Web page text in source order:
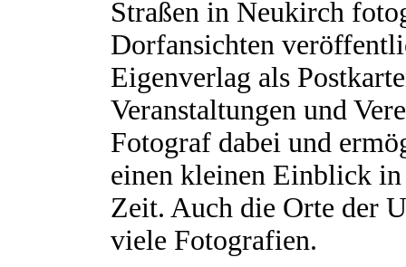
Straßen in Neukirch
Dorfansichten
Eigenverlag als
Veranstaltungen und
Fotograf dabei und
einen kleinen Einblick in
Zeit. Auch die Orte der
viele Fotografien.